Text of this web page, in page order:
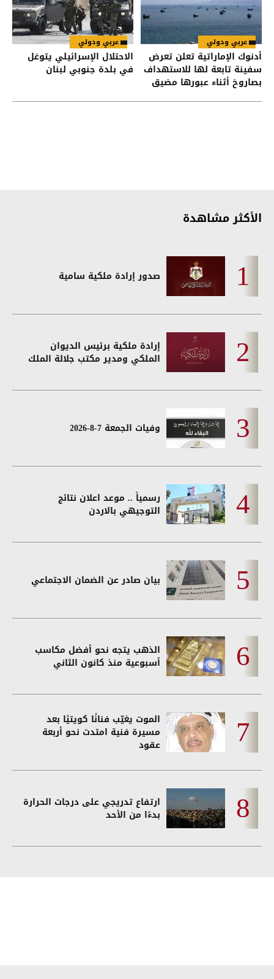
عربي ودولي
أدنوك الإماراتية تعلن تعرض
سفينة تابعة لها للاستهداف
بصاروخ أثناء عبورها مضيق
عربي ودولي
الاحتلال الإسرائيلي يتوغل
في بلدة جنوبي لبنان
الأكثر مشاهدة
صدور إرادة ملكية سامية
إرادة ملكية برئيس الديوان
الملكي ومدير مكتب جلالة الملك
وفيات الجمعة 7-8-2026
رسمياً .. موعد اعلان نتائج
التوجيهي بالاردن
بيان صادر عن الضمان الاجتماعي
الذهب يتجه نحو أفضل مكاسب
أسبوعية منذ كانون الثاني
الموت يغيّب فنانًا كويتيًا بعد
مسيرة فنية امتدت نحو أربعة
عقود
ارتفاع تدريجي على درجات الحرارة
بدءًا من الأحد